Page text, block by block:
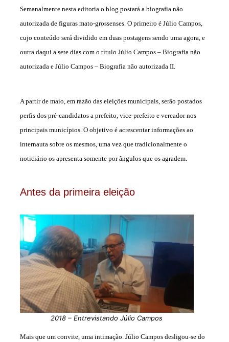
Semanalmente nesta editoria o blog postará a biografia não
autorizada de figuras mato-grossenses. O primeiro é Júlio Campos,
cujo conteúdo será dividido em duas postagens sendo uma agora, e
outra daqui a sete dias com o título Júlio Campos – Biografia não
autorizada e Júlio Campos – Biografia não autorizada II.
A partir de maio, em razão das eleições municipais, serão postados
perfis dos pré-candidatos a prefeito, vice-prefeito e vereador nos
principais municípios. O objetivo é acrescentar informações ao
internauta sobre os mesmos, uma vez que tradicionalmente o
noticiário os apresenta somente por ângulos que os agradem.
Antes da primeira eleição
2018 – Entrevistando Júlio Campos
Mais que um convite, uma intimação. Júlio Campos desligou-se do